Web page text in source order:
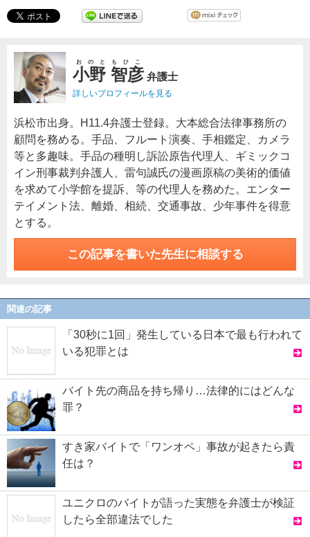
小野 智彦
おのともひこ
弁護士
詳しいプロフィールを見る
浜松市出身。H11.4弁護士登録。大本総合法律事務所の
顧問を務める。手品、フルート演奏、手相鑑定、カメラ
等と多趣味。手品の種明し訴訟原告代理人、ギミックコ
イン刑事裁判弁護人、雷句誠氏の漫画原稿の美術的価値
を求めて小学館を提訴、等の代理人を務めた。エンター
テイメント法、離婚、相続、交通事故、少年事件を得意
とする。
この記事を書いた先生に相談する
関連の記事
「30秒に1回」発生している日本で最も行われて
いる犯罪とは
バイト先の商品を持ち帰り…法律的にはどんな
罪？
すき家バイトで「ワンオペ」事故が起きたら責
任は？
ユニクロのバイトが語った実態を弁護士が検証
したら全部違法でした